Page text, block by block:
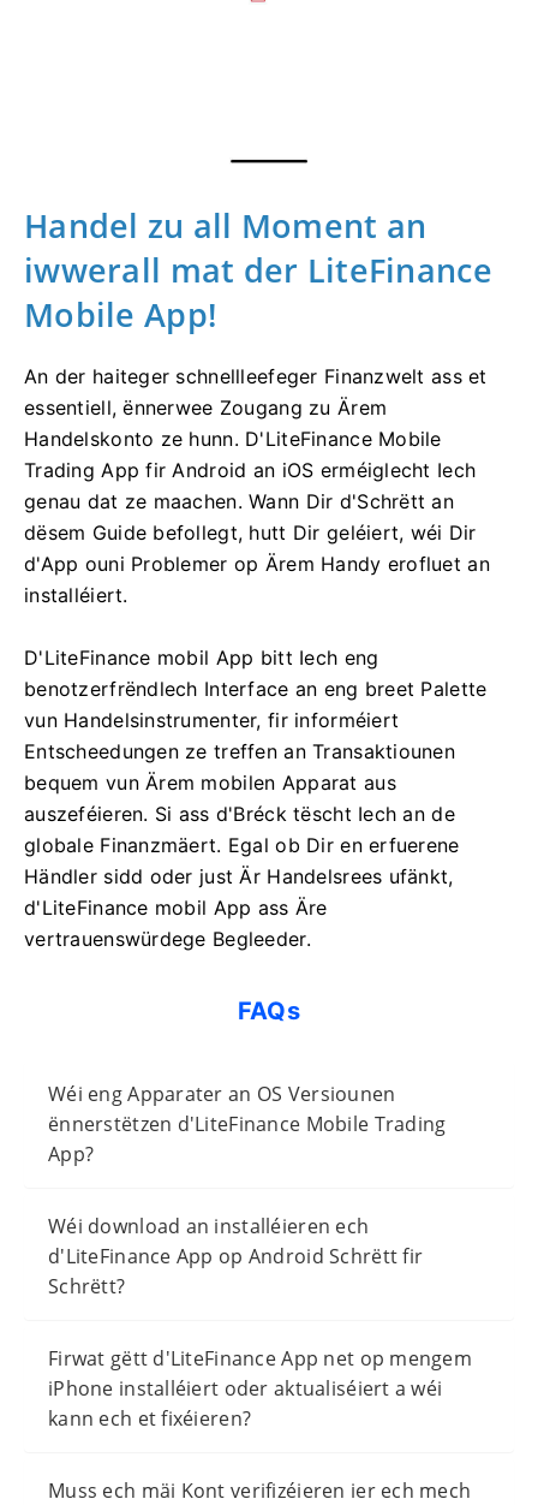
Handel zu all Moment an
iwwerall mat der LiteFinance
Mobile App!
An der haiteger schnellleefeger Finanzwelt ass et
essentiell, ënnerwee Zougang zu Ärem
Handelskonto ze hunn. D'LiteFinance Mobile
Trading App fir Android an iOS erméiglecht Iech
genau dat ze maachen. Wann Dir d'Schrëtt an
dësem Guide befollegt, hutt Dir geléiert, wéi Dir
d'App ouni Problemer op Ärem Handy erofluet an
installéiert.
D'LiteFinance mobil App bitt Iech eng
benotzerfrëndlech Interface an eng breet Palette
vun Handelsinstrumenter, fir informéiert
Entscheedungen ze treffen an Transaktiounen
bequem vun Ärem mobilen Apparat aus
auszeféieren. Si ass d'Bréck tëscht Iech an de
globale Finanzmäert. Egal ob Dir en erfuerene
Händler sidd oder just Är Handelsrees ufänkt,
d'LiteFinance mobil App ass Äre
vertrauenswürdege Begleeder.
FAQs
Wéi eng Apparater an OS Versiounen
ënnerstëtzen d'LiteFinance Mobile Trading
App?
Wéi download an installéieren ech
d'LiteFinance App op Android Schrëtt fir
Schrëtt?
Firwat gëtt d'LiteFinance App net op mengem
iPhone installéiert oder aktualiséiert a wéi
kann ech et fixéieren?
Muss ech mäi Kont verifizéieren ier ech mech